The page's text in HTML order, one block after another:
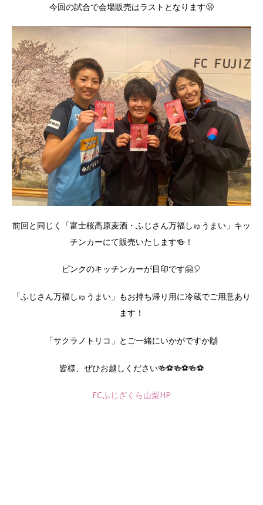
今回の試合で会場販売はラストとなります🫢
前回と同じく「富士桜高原麦酒・ふじさん万福しゅうまい」キッ
チンカーにて販売いたします🍻！
ピンクのキッチンカーが目印です🤗🎈
「ふじさん万福しゅうまい」もお持ち帰り用に冷蔵でご用意あり
ます！
「サクラノトリコ」とご一緒にいかがですか🙌
皆様、ぜひお越しください🍻⚽🍻⚽🍻⚽
FCふじざくら山梨HP